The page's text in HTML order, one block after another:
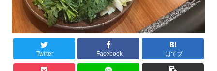
Twitter Facebook はてブ